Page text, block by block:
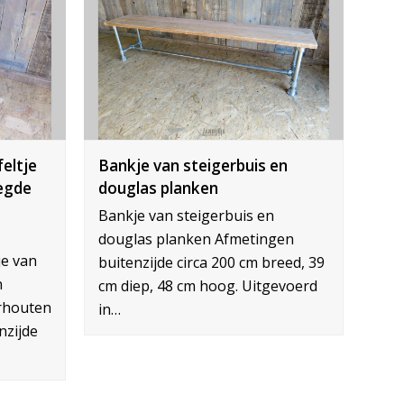
van
Bankje van steigerbuis en
douglas planken
Bankje van steigerbuis en
douglas planken Afmetingen
buitenzijde circa 200 cm breed, 39
cm diep, 48 cm hoog. Uitgevoerd
in…